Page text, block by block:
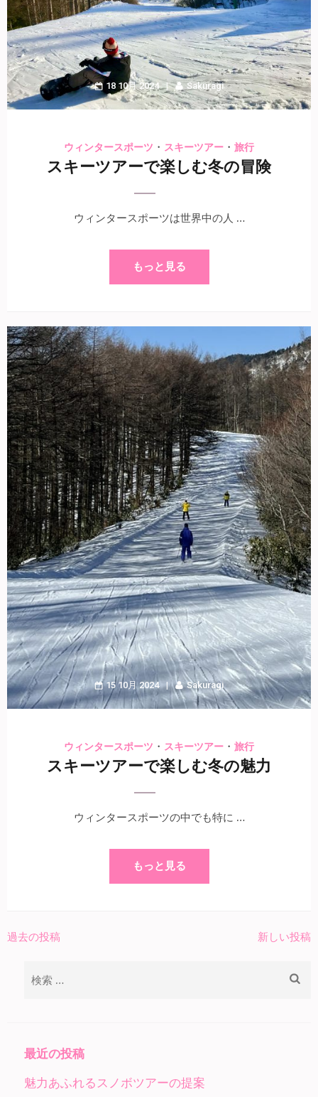
18 10月 2024 Sakuragi
ウィンタースポーツ ・ スキーツアー ・ 旅行
スキーツアーで楽しむ冬の冒険
ウィンタースポーツは世界中の人 …
もっと見る
15 10月 2024 Sakuragi
ウィンタースポーツ ・ スキーツアー ・ 旅行
スキーツアーで楽しむ冬の魅力
ウィンタースポーツの中でも特に …
もっと見る
過去の投稿 新しい投稿
最近の投稿
魅力あふれるスノボツアーの提案